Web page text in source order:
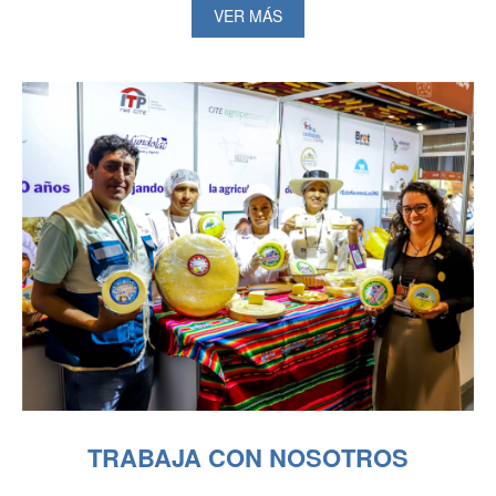
VER MÁS
TRABAJA CON NOSOTROS